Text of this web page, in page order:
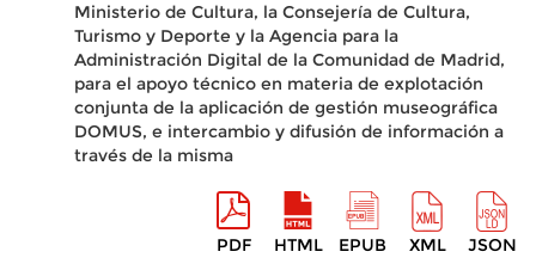
Ministerio de Cultura, la Consejería de Cultura,
Turismo y Deporte y la Agencia para la
Administración Digital de la Comunidad de Madrid,
para el apoyo técnico en materia de explotación
conjunta de la aplicación de gestión museográfica
DOMUS, e intercambio y difusión de información a
través de la misma
PDF HTML EPUB XML JSON